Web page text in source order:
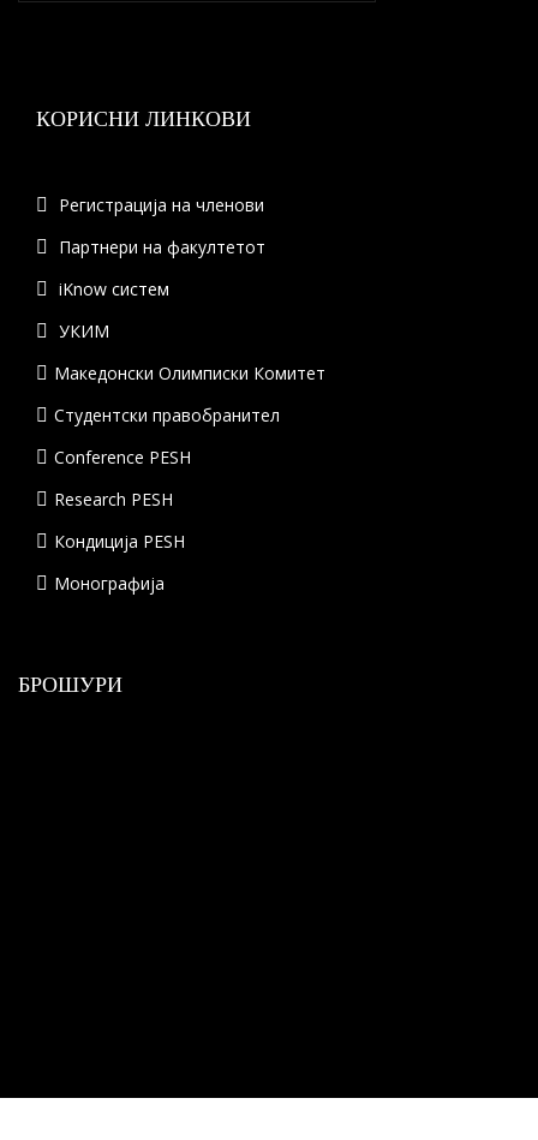
КОРИСНИ ЛИНКОВИ
Регистрација на членови
Партнери на факултетот
iKnow систем
УКИМ
Македонски Олимписки Комитет
Студентски правобранител
Conference PESH
Research PESH
Кондиција PESH
Монографија
БРОШУРИ